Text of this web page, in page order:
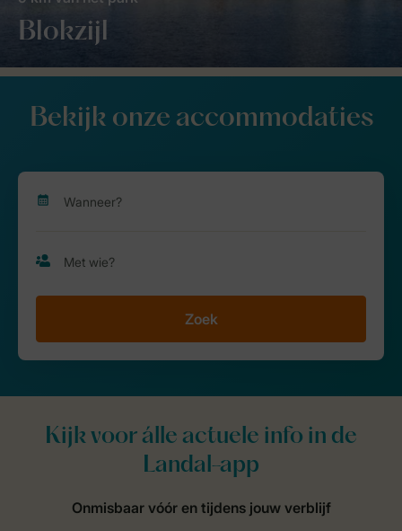
Blokzijl
Bekijk onze accommodaties
Zoek